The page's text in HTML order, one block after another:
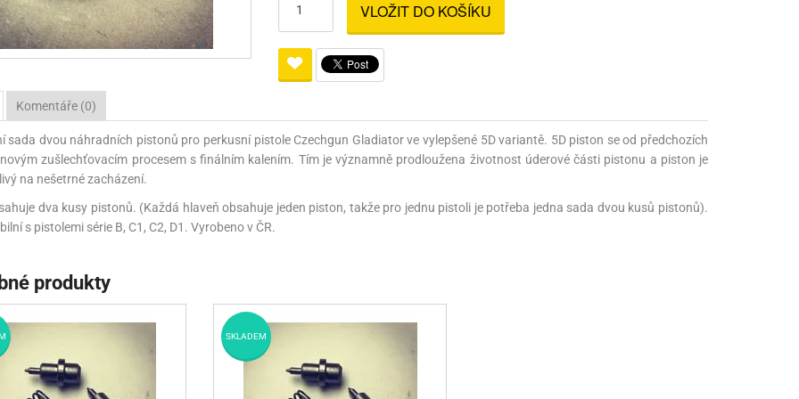
na ZP
Pro lištu weaver a picatinny
Adaptéry
Náboje na ZP Pistolové a revolverové náboje
Puškové náboje
Malorážkové náboje
Ochranné prostředky
Rowan Engineering
Bipody, stolice a vaky
Pro perkusní zbraně
Ostatní Svítilny
VLOŽIT DO KOŠÍKU
Komentáře (0)
sada dvou náhradních pistonů pro perkusní pistole Czechgun Gladiator ve vylepšené 5D variantě. 5D piston se od předchozích
zušlechťovacím procesem s finálním kalením. Tím je významně prodloužena životnost úderové části pistonu a piston je
na nešetrné zacházení.
dva kusy pistonů. (Každá hlaveň obsahuje jeden piston, takže pro jednu pistoli je potřeba jedna sada dvou kusů pistonů).
s pistolemi série B, C1, C2, D1. Vyrobeno v ČR.
produkty
SKLADEM